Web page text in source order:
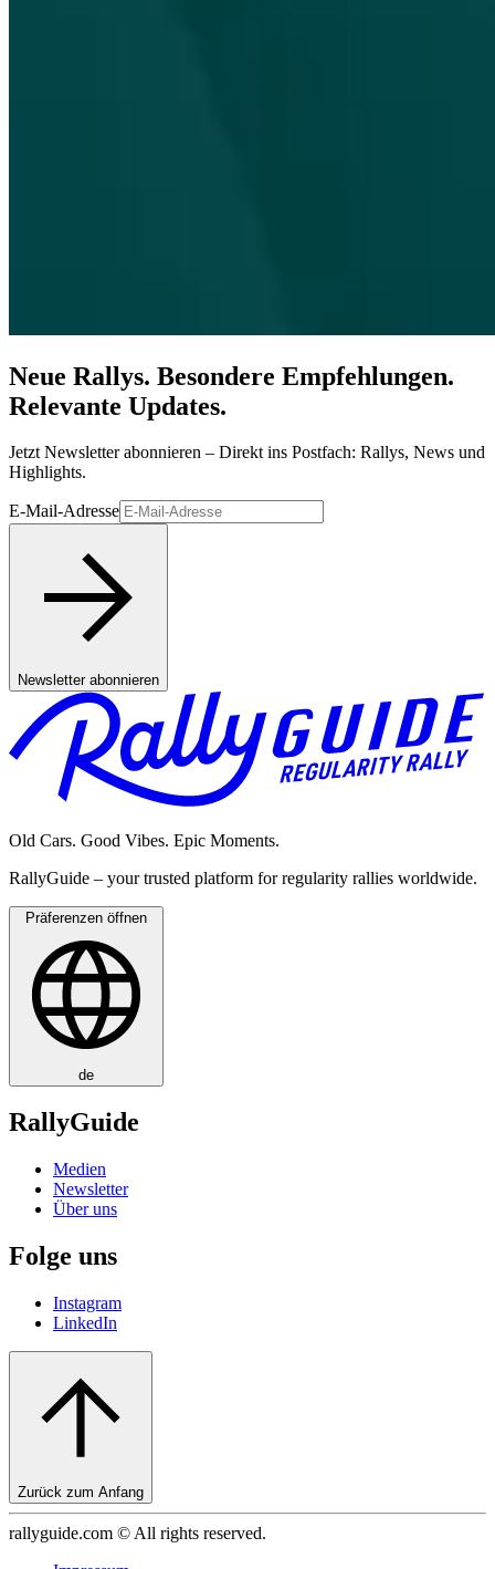
Neue Rallys. Besondere Empfehlungen.
Relevante Updates.
Jetzt Newsletter abonnieren – Direkt ins Postfach: Rallys, News und
Highlights.
E-Mail-Adresse
Newsletter abonnieren
Old Cars. Good Vibes. Epic Moments.
RallyGuide – your trusted platform for regularity rallies worldwide.
Präferenzen öffnen
de
RallyGuide
Medien
Newsletter
Über uns
Folge uns
Instagram
LinkedIn
Zurück zum Anfang
rallyguide.com © All rights reserved.